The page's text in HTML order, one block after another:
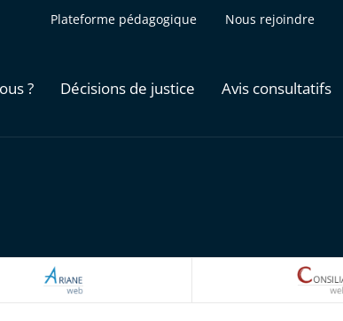
Plateforme pédagogique Nous rejoindre
? Décisions de justice Avis consultatifs
ARIANEWEB